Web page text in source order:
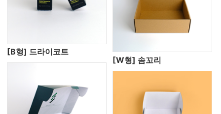
[B형] 드라이코트
[W형] 솜꼬리